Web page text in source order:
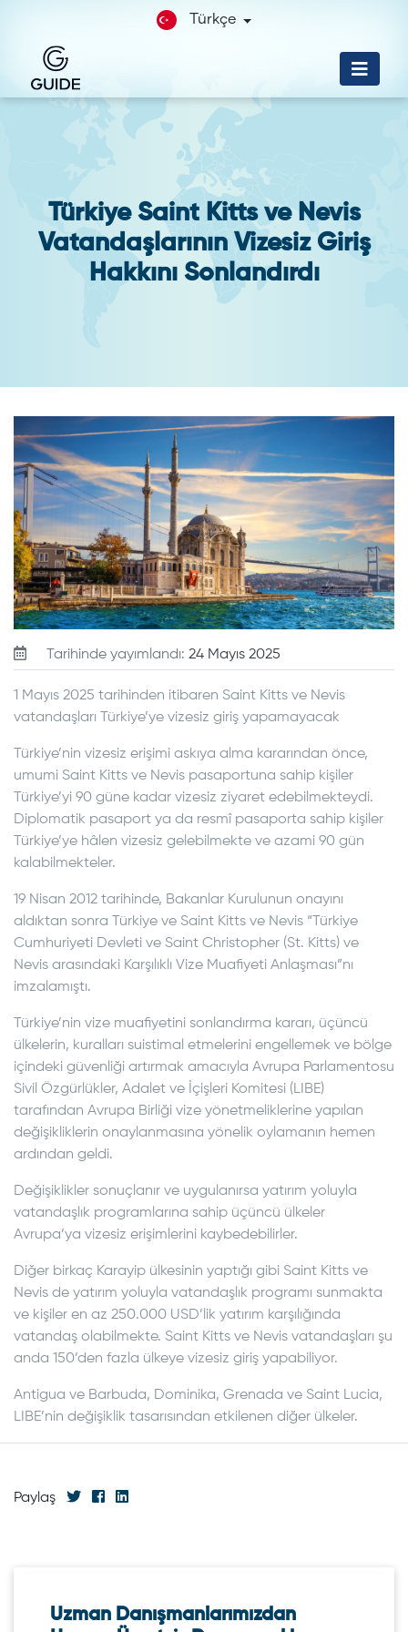
Türkçe
Türkiye Saint Kitts ve Nevis
Vatandaşlarının Vizesiz Giriş
Hakkını Sonlandırdı
Tarihinde yayımlandı: 24 Mayıs 2025
1 Mayıs 2025 tarihinden itibaren Saint Kitts ve Nevis
vatandaşları Türkiye’ye vizesiz giriş yapamayacak
Türkiye’nin vizesiz erişimi askıya alma kararından önce,
umumi Saint Kitts ve Nevis pasaportuna sahip kişiler
Türkiye’yi 90 güne kadar vizesiz ziyaret edebilmekteydi.
Diplomatik pasaport ya da resmî pasaporta sahip kişiler
Türkiye’ye hâlen vizesiz gelebilmekte ve azami 90 gün
kalabilmekteler.
19 Nisan 2012 tarihinde, Bakanlar Kurulunun onayını
aldıktan sonra Türkiye ve Saint Kitts ve Nevis “Türkiye
Cumhuriyeti Devleti ve Saint Christopher (St. Kitts) ve
Nevis arasındaki Karşılıklı Vize Muafiyeti Anlaşması”nı
imzalamıştı.
Türkiye’nin vize muafiyetini sonlandırma kararı, üçüncü
ülkelerin, kuralları suistimal etmelerini engellemek ve bölge
içindeki güvenliği artırmak amacıyla Avrupa Parlamentosu
Sivil Özgürlükler, Adalet ve İçişleri Komitesi (LIBE)
tarafından Avrupa Birliği vize yönetmeliklerine yapılan
değişikliklerin onaylanmasına yönelik oylamanın hemen
ardından geldi.
Değişiklikler sonuçlanır ve uygulanırsa yatırım yoluyla
vatandaşlık programlarına sahip üçüncü ülkeler
Avrupa’ya vizesiz erişimlerini kaybedebilirler.
Diğer birkaç Karayip ülkesinin yaptığı gibi Saint Kitts ve
Nevis de yatırım yoluyla vatandaşlık programı sunmakta
ve kişiler en az 250.000 USD’lik yatırım karşılığında
vatandaş olabilmekte. Saint Kitts ve Nevis vatandaşları şu
anda 150’den fazla ülkeye vizesiz giriş yapabiliyor.
Antigua ve Barbuda, Dominika, Grenada ve Saint Lucia,
LIBE’nin değişiklik tasarısından etkilenen diğer ülkeler.
Paylaş
Uzman Danışmanlarımızdan